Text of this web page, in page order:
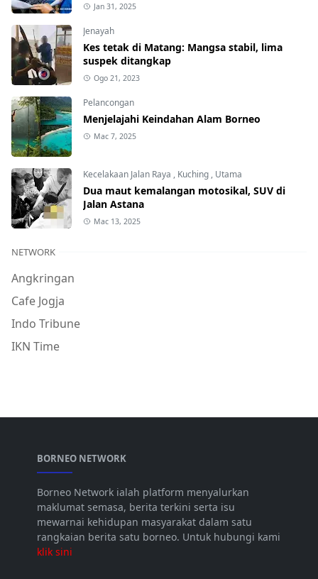
Jan 31, 2025
Jenayah
Kes tetak di Matang: Mangsa stabil, lima
suspek ditangkap
Ogo 21, 2023
Pelancongan
Menjelajahi Keindahan Alam Borneo
Mac 7, 2025
Kecelakaan Jalan Raya , Kuching , Utama
Dua maut kemalangan motosikal, SUV di
Jalan Astana
Mac 13, 2025
NETWORK
Angkringan
Cafe Jogja
Indo Tribune
IKN Time
BORNEO NETWORK
Borneo Network ialah platform menyalurkan
maklumat semasa, berita terkini serta isu
mewarnai kehidupan masyarakat dalam satu
rangkaian berita satu borneo. Untuk hubungi kami
klik sini